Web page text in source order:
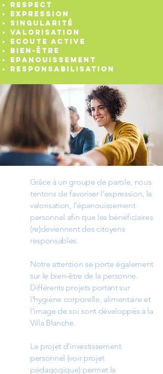
Respect
Expression
Singularité
Valorisation
Ecoute active
Bien-être
Epanouissement
Responsabilisation
Grâce à un groupe de parole, nous
tentons de favoriser l’expression, la
valorisation, l’épanouissement
personnel afin que les bénéficiaires
(re)deviennent des citoyens
responsables.
Notre attention se porte également
sur le bien-être de la personne.
Différents projets portant sur
l’hygiène corporelle, alimentaire et
l’image de soi sont développés à la
Villa Blanche.
Le projet d’investissement
personnel (voir projet
pédagogique) permet la